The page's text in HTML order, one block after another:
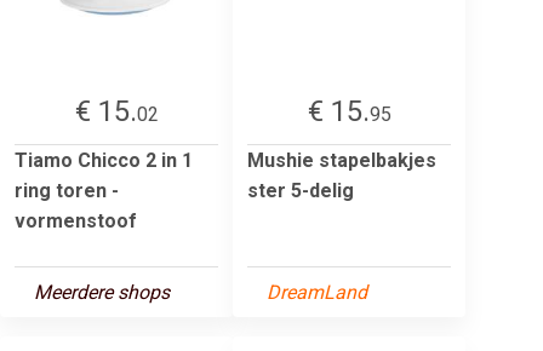
€ 15.02
Tiamo Chicco 2 in 1
ring toren -
vormenstoof
Meerdere shops
€ 15.95
Mushie stapelbakjes
ster 5-delig
DreamLand